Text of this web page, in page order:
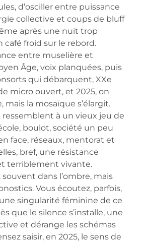
, d’osciller entre puissance
collective et coups de bluff
après une nuit trop
café froid sur le rebord.
entre muselière et
Âge, voix planquées, puis
qui débarquent, XXe
micro ouvert, et 2025, on
mais la mosaïque s’élargit.
ressemblent à un vieux jeu de
boulot, société un peu
face, réseaux, mentorat et
bref, une résistance
terriblement vivante.
dans l’ombre, mais
Vous écoutez, parfois,
singularité féminine de ce
que le silence s’installe, une
et dérange les schémas
saisir, en 2025, le sens de